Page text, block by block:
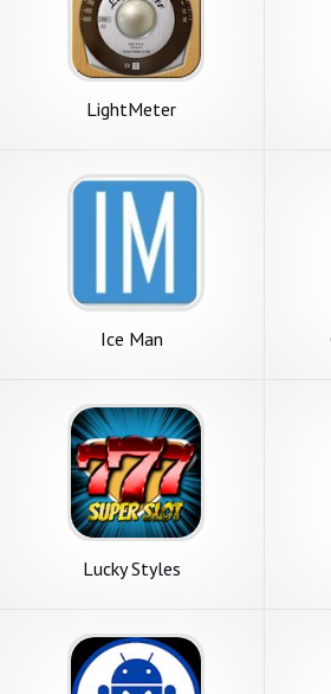
LightMeter
Ice Man
Lucky Styles